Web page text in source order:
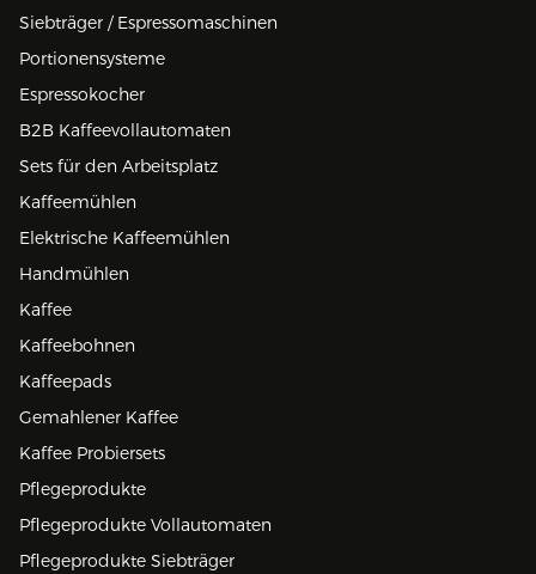
Siebträger / Espressomaschinen
Portionensysteme
Espressokocher
B2B Kaffeevollautomaten
Sets für den Arbeitsplatz
Kaffeemühlen
Elektrische Kaffeemühlen
Handmühlen
Kaffee
Kaffeebohnen
Kaffeepads
Gemahlener Kaffee
Kaffee Probiersets
Pflegeprodukte
Pflegeprodukte Vollautomaten
Pflegeprodukte Siebträger